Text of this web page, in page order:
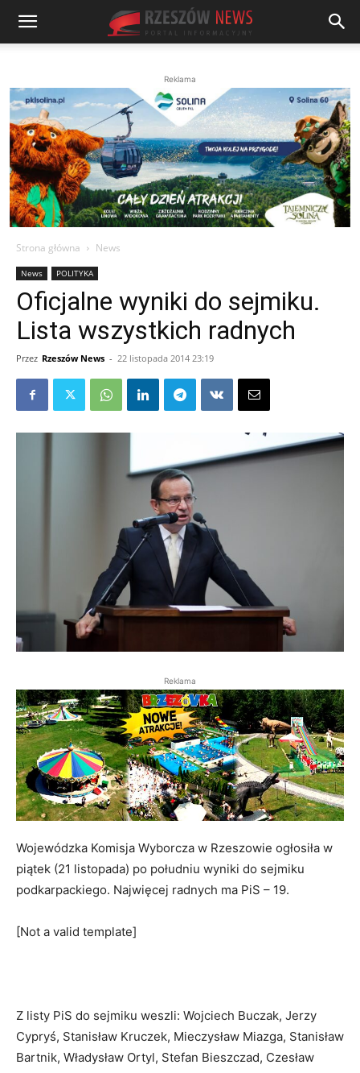
Reklama
Strona główna News
News POLITYKA
Oficjalne wyniki do sejmiku.
Lista wszystkich radnych
Przez Rzeszów News - 22 listopada 2014 23:19
Reklama
Wojewódzka Komisja Wyborcza w Rzeszowie ogłosiła w
piątek (21 listopada) po południu wyniki do sejmiku
podkarpackiego. Najwięcej radnych ma PiS – 19.
[Not a valid template]
Z listy PiS do sejmiku weszli: Wojciech Buczak, Jerzy
Cypryś, Stanisław Kruczek, Mieczysław Miazga, Stanisław
Bartnik, Władysław Ortyl, Stefan Bieszczad, Czesław